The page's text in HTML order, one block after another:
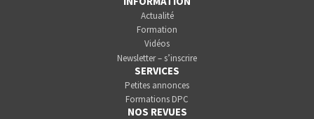
Actualité
Formation
Vidéos
Newsletter – s’inscrire
SERVICES
Petites annonces
Formations DPC
NOS REVUES